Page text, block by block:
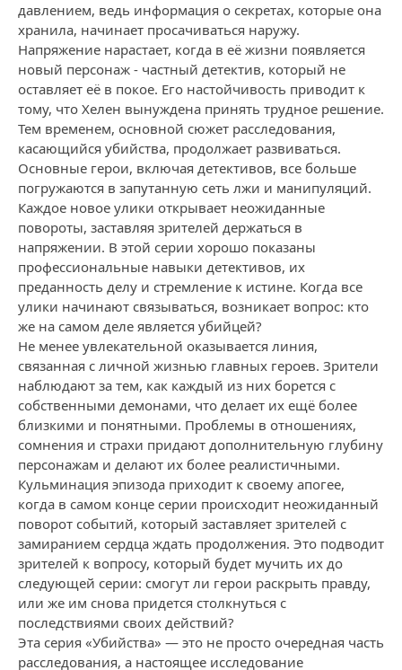
давлением, ведь информация о секретах, которые она
хранила, начинает просачиваться наружу.
Напряжение нарастает, когда в её жизни появляется
новый персонаж - частный детектив, который не
оставляет её в покое. Его настойчивость приводит к
тому, что Хелен вынуждена принять трудное решение.
Тем временем, основной сюжет расследования,
касающийся убийства, продолжает развиваться.
Основные герои, включая детективов, все больше
погружаются в запутанную сеть лжи и манипуляций.
Каждое новое улики открывает неожиданные
повороты, заставляя зрителей держаться в
напряжении. В этой серии хорошо показаны
профессиональные навыки детективов, их
преданность делу и стремление к истине. Когда все
улики начинают связываться, возникает вопрос: кто
же на самом деле является убийцей?
Не менее увлекательной оказывается линия,
связанная с личной жизнью главных героев. Зрители
наблюдают за тем, как каждый из них борется с
собственными демонами, что делает их ещё более
близкими и понятными. Проблемы в отношениях,
сомнения и страхи придают дополнительную глубину
персонажам и делают их более реалистичными.
Кульминация эпизода приходит к своему апогее,
когда в самом конце серии происходит неожиданный
поворот событий, который заставляет зрителей с
замиранием сердца ждать продолжения. Это подводит
зрителей к вопросу, который будет мучить их до
следующей серии: смогут ли герои раскрыть правду,
или же им снова придется столкнуться с
последствиями своих действий?
Эта серия «Убийства» — это не просто очередная часть
расследования, а настоящее исследование